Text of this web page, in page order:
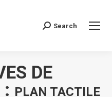
Recherche
Search
DE
: PLAN TACTILE